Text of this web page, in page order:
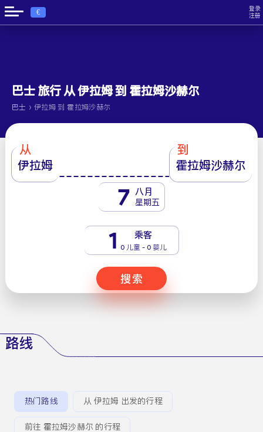
€
登录
注册
巴士 旅行 从 伊拉姆 到 霍拉姆沙赫尔
巴士 › 伊拉姆 到 霍拉姆沙赫尔
从
伊拉姆
到
霍拉姆沙赫尔
7 八月
星期五
1 乘客
0 儿童 - 0 婴儿
搜索
路线
热门路线 从 伊拉姆 出发的行程
前往 霍拉姆沙赫尔 的行程